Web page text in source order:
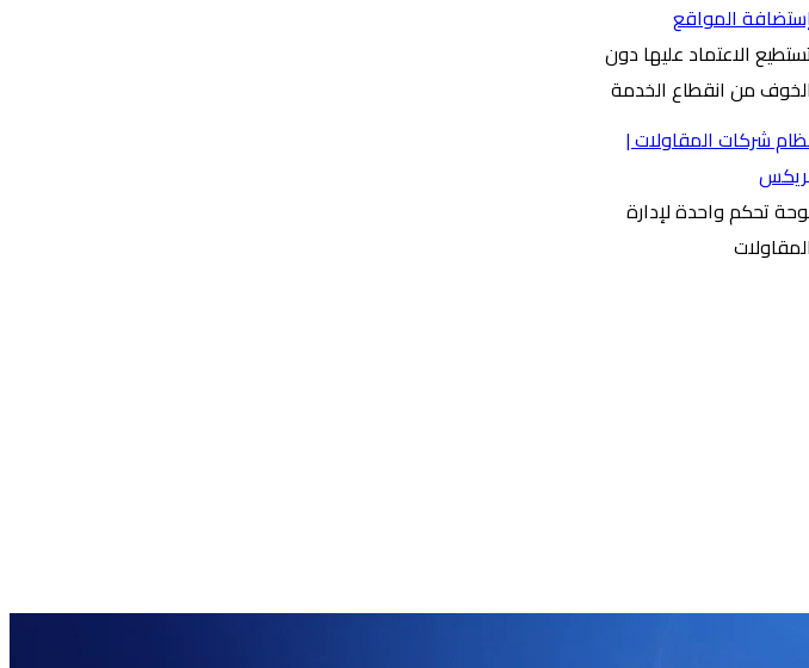
المواقع
الاعتماد عليها دون
الخوف من انقطاع الخدمة
شركات المقاولات |
تحكم واحدة لإدارة
المقاولات